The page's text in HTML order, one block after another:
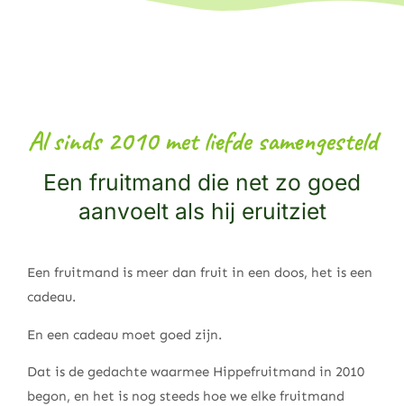
Al sinds 2010 met liefde samengesteld
Een fruitmand die net zo goed
aanvoelt als hij eruitziet
Een fruitmand is meer dan fruit in een doos, het is een
cadeau.
En een cadeau moet goed zijn.
Dat is de gedachte waarmee Hippefruitmand in 2010
begon, en het is nog steeds hoe we elke fruitmand